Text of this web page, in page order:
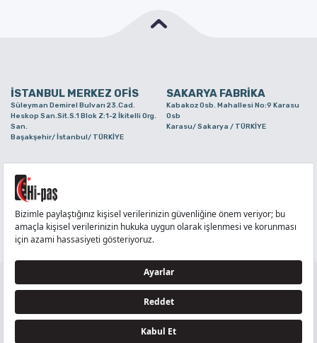
İSTANBUL MERKEZ OFİS SAKARYA FABRİKA
Süleyman Demirel Bulvarı 23.Cad.
Heskop San.Sit.S.1 Blok Z:1-2 İkitelli Org.
San.
Başakşehir/ İstanbul/ TÜRKİYE
Kabakoz Osb. Mahallesi No:9 Karasu
Osb
Karasu/ Sakarya / TÜRKİYE
Alaaddinbey Mah. Ayfatma Cad. No.11 A/C
Sam.3 Plaza B Blok Nilüfer/ Bursa/
TÜRKİYE
TELEFON
TÜM HAKLARI Hİ-PAŞ PLASTİK EŞYA TİC. VE SAN. LTD. ŞTİ..’E AİTTİR
Tedarikçi ve İş Ortakları Aydınlatma Metni - Ziyaretçi Aydınlatma Metni - Veri Sahibi Başvuru